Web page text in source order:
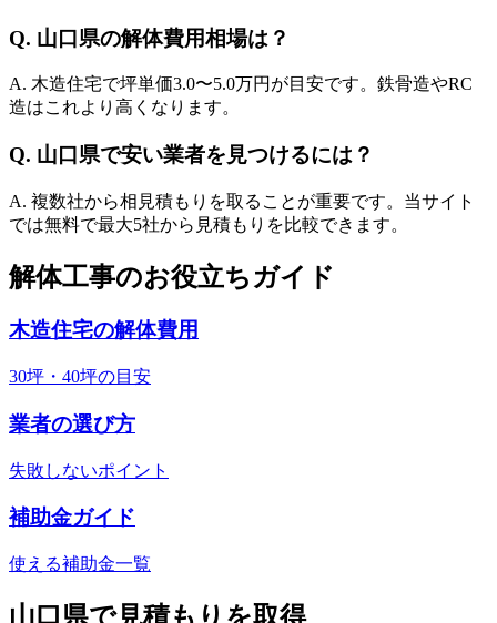
Q. 山口県の解体費用相場は？
A. 木造住宅で坪単価3.0〜5.0万円が目安です。鉄骨造やRC
造はこれより高くなります。
Q. 山口県で安い業者を見つけるには？
A. 複数社から相見積もりを取ることが重要です。当サイト
では無料で最大5社から見積もりを比較できます。
解体工事のお役立ちガイド
木造住宅の解体費用
30坪・40坪の目安
業者の選び方
失敗しないポイント
補助金ガイド
使える補助金一覧
山口県で見積もりを取得